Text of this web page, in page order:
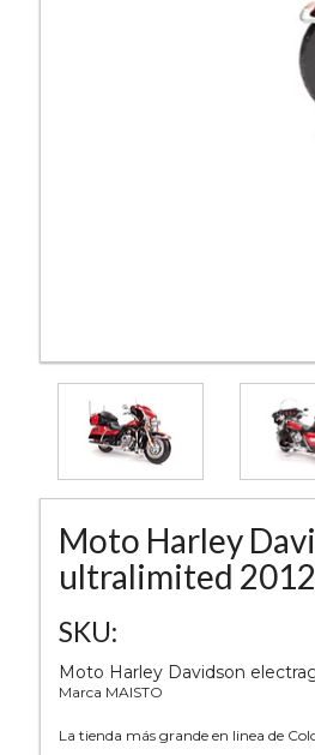
Moto Harley
ultralimited
SKU:
Moto Harley Davidson
Marca MAISTO
La tienda más grande en linea de